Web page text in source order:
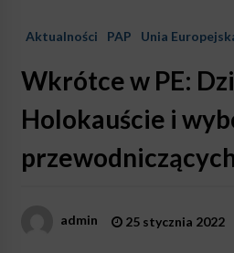
Aktualności PAP Unia
Wkrótce w PE:
Holokauście i
admin 25 stycznia 2022